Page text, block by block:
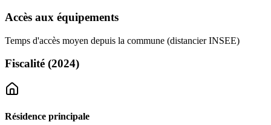
Accès aux équipements
Temps d'accès moyen depuis la commune (distancier INSEE)
Fiscalité (2024)
Résidence principale